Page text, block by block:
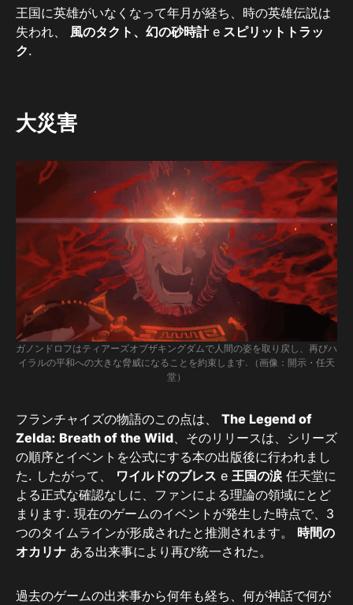
王国に英雄がいなくなって年月が経ち、時の英雄伝説は
失われ、 風のタクト、幻の砂時計e スピリットトラッ
ク.
大災害
ガノンドロフはティアーズオブザキングダムで人間の姿を取り戻し、再びハ
イラルの平和への大きな脅威になることを約束します. （画像：開示・任天
堂）
フランチャイズの物語のこの点は、 The Legend of
Zelda: Breath of the Wild、そのリリースは、シリーズ
の順序とイベントを公式にする本の出版後に行われまし
た. したがって、 ワイルドのブレス e 王国の涙 任天堂に
よる正式な確認なしに、ファンによる理論の領域にとど
まります. 現在のゲームのイベントが発生した時点で、3
つのタイムラインが形成されたと推測されます。 時間の
オカリナ ある出来事により再び統一された。
過去のゲームの出来事から何年も経ち、何が神話で何が